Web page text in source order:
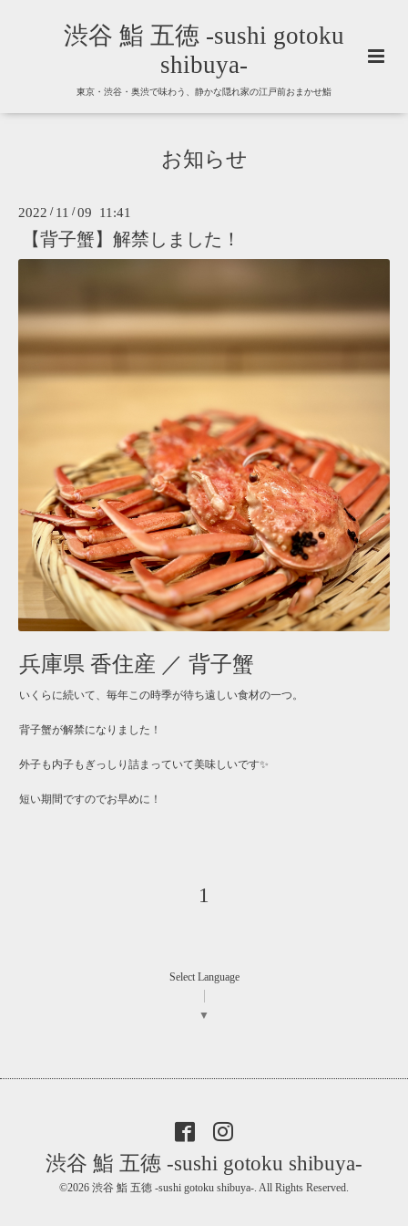
渋谷 鮨 五徳 -sushi gotoku
shibuya-
東京・渋谷・奥渋で味わう、静かな隠れ家の江戸前おまかせ鮨
お知らせ
2022 / 11 /09 11:41
【背子蟹】解禁しました！
兵庫県 香住産 ／ 背子蟹
いくらに続いて、毎年この時季が待ち遠しい食材の一つ。
背子蟹が解禁になりました！
外子も内子もぎっしり詰まっていて美味しいです✨
短い期間ですのでお早めに！
1
Select Language
▼
渋谷 鮨 五徳 -sushi gotoku shibuya-
©2026 渋谷 鮨 五徳 -sushi gotoku shibuya-. All Rights Reserved.